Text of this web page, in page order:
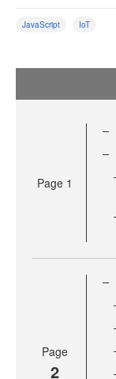
JavaScript IoT
Page 1
Page
2